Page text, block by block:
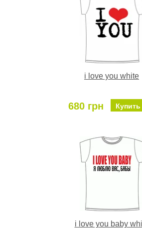
i love you white
680 грн Купить
i love you baby